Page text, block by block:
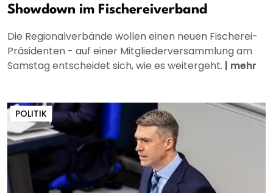
Showdown im Fischereiverband
Die Regionalverbände wollen einen neuen Fischerei-
Präsidenten - auf einer Mitgliederversammlung am
Samstag entscheidet sich, wie es weitergeht. | mehr
POLITIK